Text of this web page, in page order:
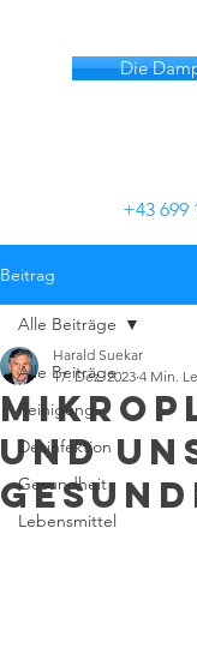
+43 699
Die
Beitrag
Alle Beiträge
Reinigung
Desinfektion
Gesundheit
Lebensmittel
Alle Beiträge
und
Harald Suekar
17. Dez. 2023 4 Min.